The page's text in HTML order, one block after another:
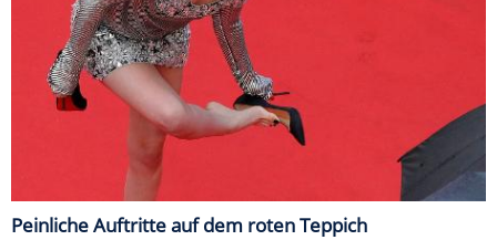
Peinliche Auftritte auf dem roten Teppich